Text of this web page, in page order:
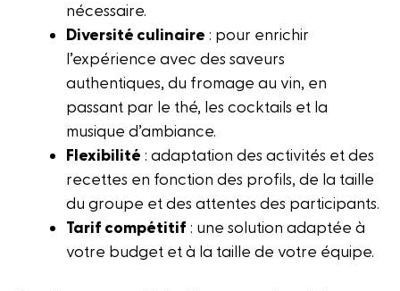
nécessaire.
Diversité culinaire : pour enrichir
l’expérience avec des saveurs
authentiques, du fromage au vin, en
passant par le thé, les cocktails et la
musique d’ambiance.
Flexibilité : adaptation des activités et des
recettes en fonction des profils, de la taille
du groupe et des attentes des participants.
Tarif compétitif : une solution adaptée à
votre budget et à la taille de votre équipe.